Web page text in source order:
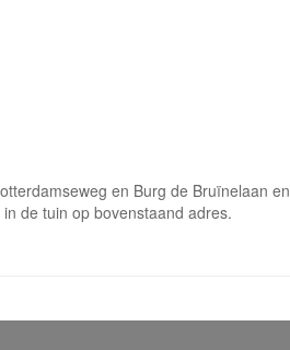
en Burg de Bruïnelaan en
de tuin op bovenstaand adres.